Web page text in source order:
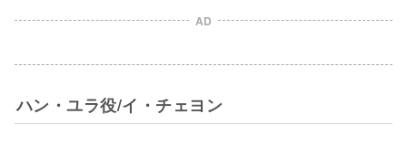
AD
ハン・ユラ役/イ・チェヨン